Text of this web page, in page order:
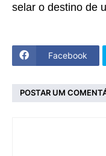
selar o destino de
Facebook
POSTAR UM